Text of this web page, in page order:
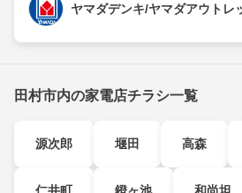
ヤマダデンキ/ヤマダアウトレ
田村市内の家電店チラシ一覧
源次郎 堰田 高森